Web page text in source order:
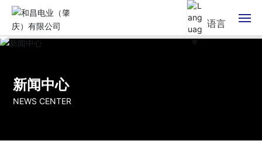
产品中心
语言
新闻中心
NEWS CENTER